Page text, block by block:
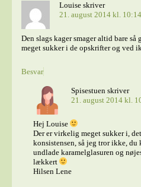
Louise skriver
21. august 2014 kl. 10:14
Den slags kager smager altid bare så
meget sukker i de opskrifter og ved
Besvar
Spisestuen skriver
21. august 2014 kl.
Hej Louise
Der er virkelig meget sukker i,
konsistensen, så jeg tror ikke,
undlade karamelglasuren og
lækkert
Hilsen Lene